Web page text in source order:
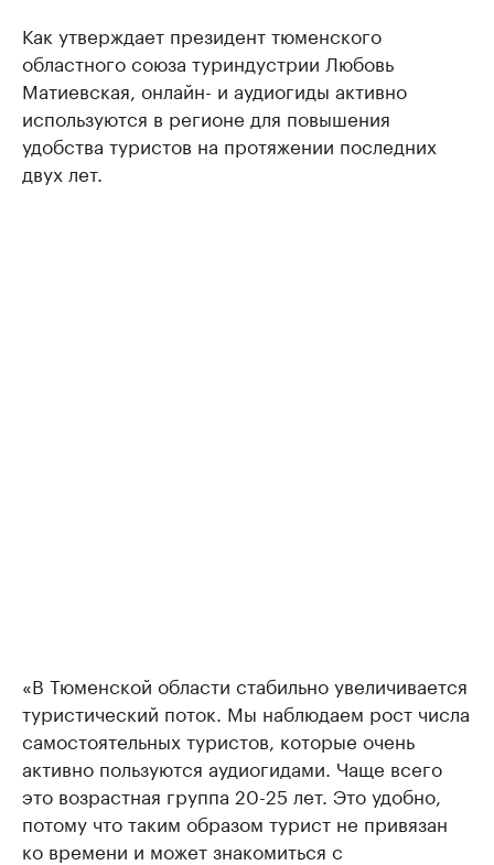
Как утверждает президент тюменского
областного союза туриндустрии Любовь
Матиевская, онлайн- и аудиогиды активно
используются в регионе для повышения
удобства туристов на протяжении последних
двух лет.
«В Тюменской области стабильно увеличивается
туристический поток. Мы наблюдаем рост числа
самостоятельных туристов, которые очень
активно пользуются аудиогидами. Чаще всего
это возрастная группа 20-25 лет. Это удобно,
потому что таким образом турист не привязан
ко времени и может знакомиться с